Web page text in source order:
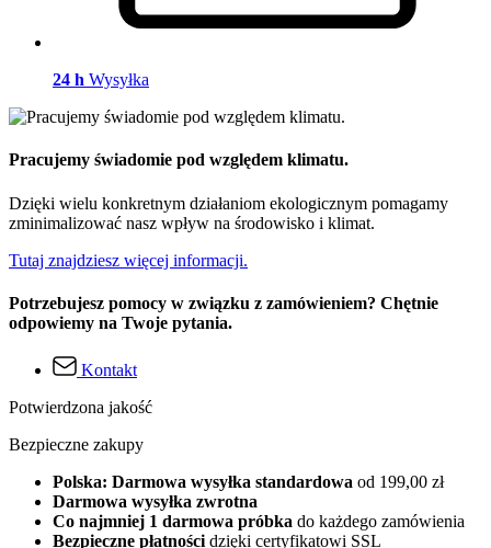
24 h Wysyłka
Pracujemy świadomie pod względem klimatu.
Dzięki wielu konkretnym działaniom ekologicznym pomagamy
zminimalizować nasz wpływ na środowisko i klimat.
Tutaj znajdziesz więcej informacji.
Potrzebujesz pomocy w związku z zamówieniem? Chętnie
odpowiemy na Twoje pytania.
Kontakt
Potwierdzona jakość
Bezpieczne zakupy
Polska: Darmowa wysyłka standardowa od 199,00 zł
Darmowa wysyłka zwrotna
Co najmniej 1 darmowa próbka do każdego zamówienia
Bezpieczne płatności dzięki certyfikatowi SSL